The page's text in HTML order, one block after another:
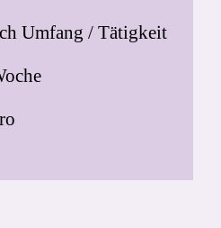
Umfang / Tätigkeit